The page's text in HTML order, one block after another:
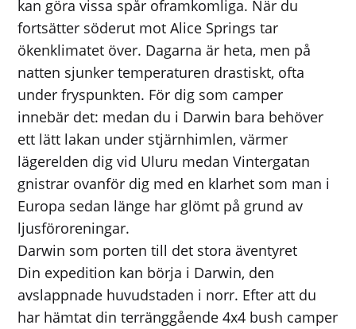
kan göra vissa spår oframkomliga. När du
fortsätter söderut mot Alice Springs tar
ökenklimatet över. Dagarna är heta, men på
natten sjunker temperaturen drastiskt, ofta
under fryspunkten. För dig som camper
innebär det: medan du i Darwin bara behöver
ett lätt lakan under stjärnhimlen, värmer
lägerelden dig vid Uluru medan Vintergatan
gnistrar ovanför dig med en klarhet som man i
Europa sedan länge har glömt på grund av
ljusföroreningar.
Darwin som porten till det stora äventyret
Din expedition kan börja i Darwin, den
avslappnade huvudstaden i norr. Efter att du
har hämtat din terränggående 4x4 bush camper